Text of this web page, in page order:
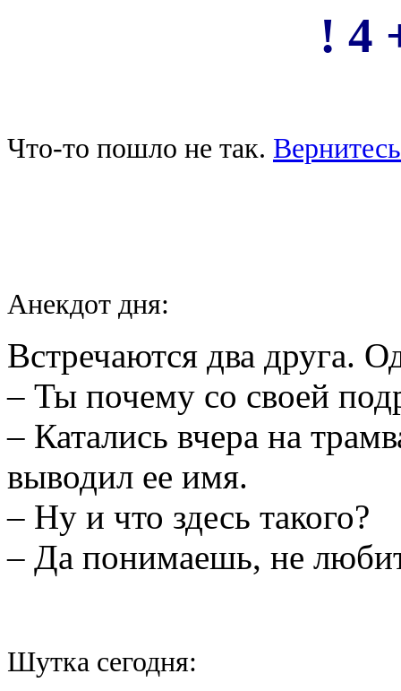
! 4
Что-то пошло не так.
Анекдот дня:
Встречаются два друга.
– Ты почему со своей
– Катались вчера на
выводил ее имя.
– Ну и что здесь такого?
– Да понимаешь, не
Шутка сегодня: